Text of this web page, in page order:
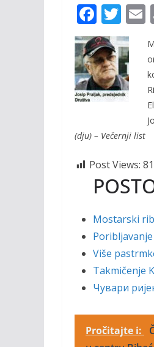
F
ac
e
b
o
k
T
w
itt
er l
(dju) – Večernji list
Post Views:
Mostarski
Poribljavanje
Više
Takmičenje
Чувари
Pročitajte i: